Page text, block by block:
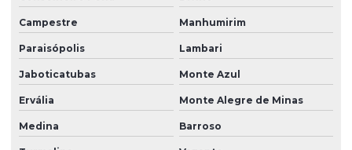
Campestre Manhumirim
Paraisópolis Lambari
Jaboticatubas Monte Azul
Ervália Monte Alegre de Minas
Medina Barroso